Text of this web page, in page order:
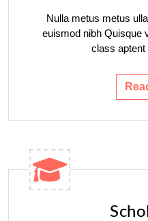
Nulla metus metus
euismod nibh Quisque
class aptent